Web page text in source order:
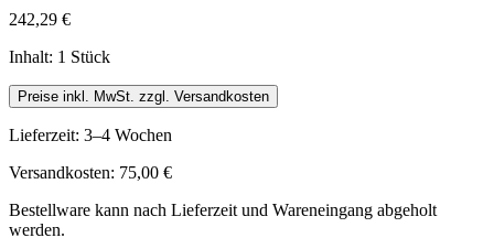
242,29 €
Inhalt: 1 Stück
Preise inkl. MwSt. zzgl. Versandkosten
Lieferzeit: 3–4 Wochen
Versandkosten: 75,00 €
Bestellware kann nach Lieferzeit und Wareneingang abgeholt
werden.